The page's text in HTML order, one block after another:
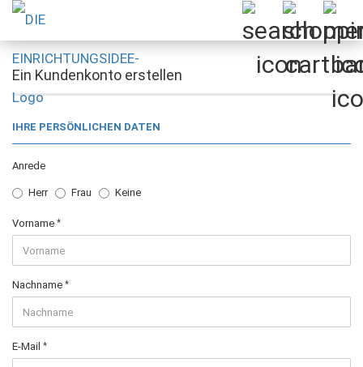
Ein Kundenkonto erstellen
IHRE PERSÖNLICHEN DATEN
Anrede
Herr Frau Keine
Vorname
Nachname
E-Mail